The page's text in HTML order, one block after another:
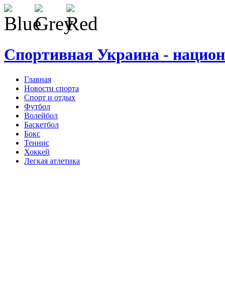
Спортивная Украина -
Главная
Новости спорта
Спорт и отдых
Футбол
Волейбол
Баскетбол
Бокс
Теннис
Хоккей
Легкая атлетика